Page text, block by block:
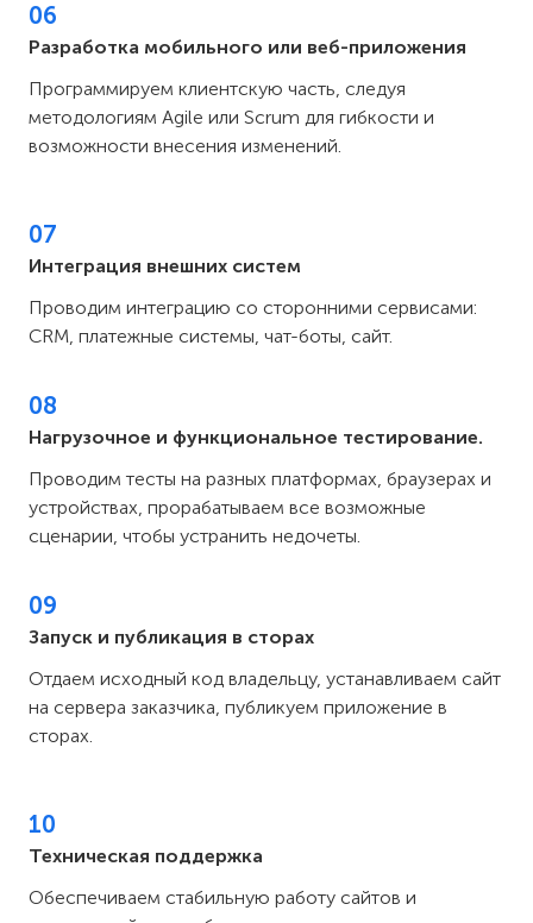
06
Разработка мобильного или веб-приложения
Программируем клиентскую часть, следуя
методологиям Agile или Scrum для гибкости и
возможности внесения изменений.
07
Интеграция внешних систем
Проводим интеграцию со сторонними сервисами:
CRM, платежные системы, чат-боты, сайт.
08
Нагрузочное и функциональное тестирование.
Проводим тесты на разных платформах, браузерах и
устройствах, прорабатываем все возможные
сценарии, чтобы устранить недочеты.
09
Запуск и публикация в сторах
Отдаем исходный код владельцу, устанавливаем сайт
на сервера заказчика, публикуем приложение в
сторах.
10
Техническая поддержка
Обеспечиваем стабильную работу сайтов и